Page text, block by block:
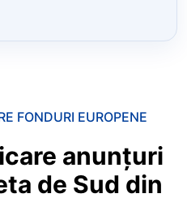
FONDURI EUROPENE
anunțuri
de Sud din